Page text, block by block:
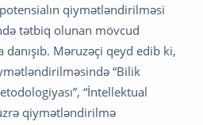
qiymətləndirilməsi
tətbiq olunan mövcud
Məruzəçi qeyd edib ki,
“Bilik
“İntellektual
qiymətləndirilmə